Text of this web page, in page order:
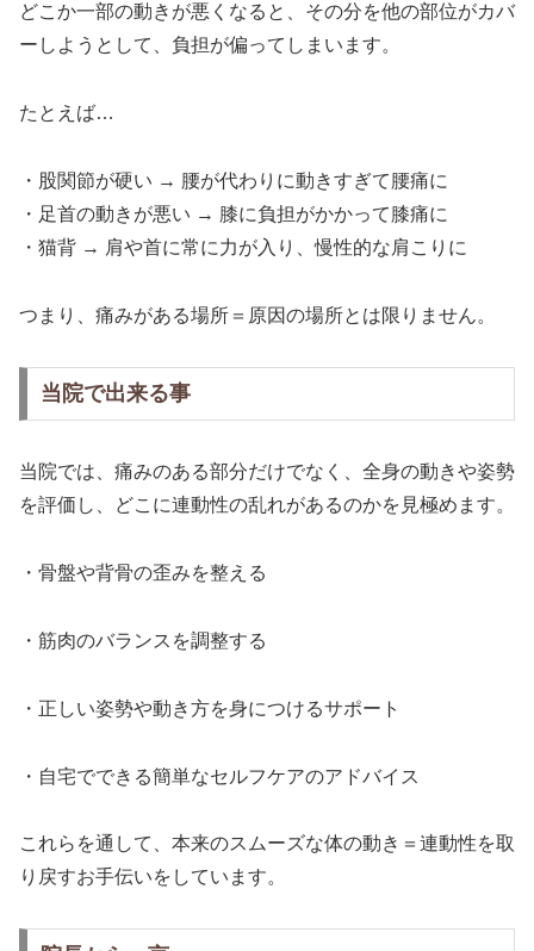
どこか一部の動きが悪くなると、その分を他の部位がカバ
ーしようとして、負担が偏ってしまいます。
たとえば…
・股関節が硬い → 腰が代わりに動きすぎて腰痛に
・足首の動きが悪い → 膝に負担がかかって膝痛に
・猫背 → 肩や首に常に力が入り、慢性的な肩こりに
つまり、痛みがある場所＝原因の場所とは限りません。
当院で出来る事
当院では、痛みのある部分だけでなく、全身の動きや姿勢
を評価し、どこに連動性の乱れがあるのかを見極めます。
・骨盤や背骨の歪みを整える
・筋肉のバランスを調整する
・正しい姿勢や動き方を身につけるサポート
・自宅でできる簡単なセルフケアのアドバイス
これらを通して、本来のスムーズな体の動き＝連動性を取
り戻すお手伝いをしています。